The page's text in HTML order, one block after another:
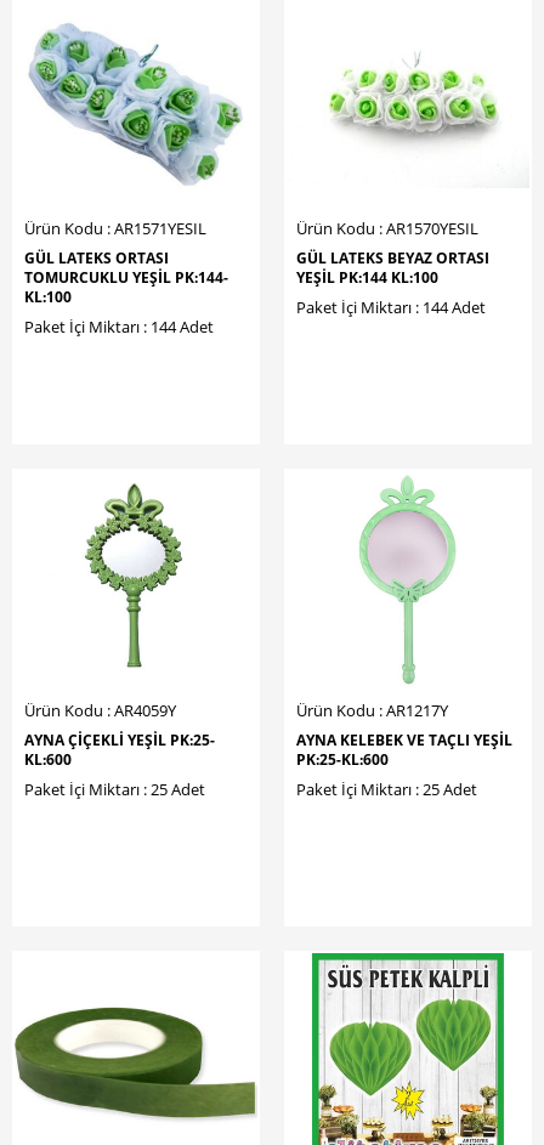
Ürün Kodu : AR1571YESIL
GÜL LATEKS ORTASI
TOMURCUKLU YEŞİL PK:144-
KL:100
Paket İçi Miktarı : 144 Adet
Ürün Kodu : AR1570YESIL
GÜL LATEKS BEYAZ ORTASI
YEŞİL PK:144 KL:100
Paket İçi Miktarı : 144 Adet
Ürün Kodu : AR4059Y
AYNA ÇİÇEKLİ YEŞİL PK:25-
KL:600
Paket İçi Miktarı : 25 Adet
Ürün Kodu : AR1217Y
AYNA KELEBEK VE TAÇLI YEŞİL
PK:25-KL:600
Paket İçi Miktarı : 25 Adet